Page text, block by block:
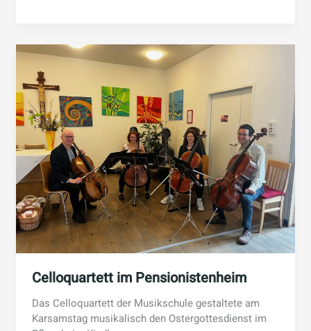
Celloquartett im Pensionistenheim
Das Celloquartett der Musikschule gestaltete am
Karsamstag musikalisch den Ostergottesdienst im